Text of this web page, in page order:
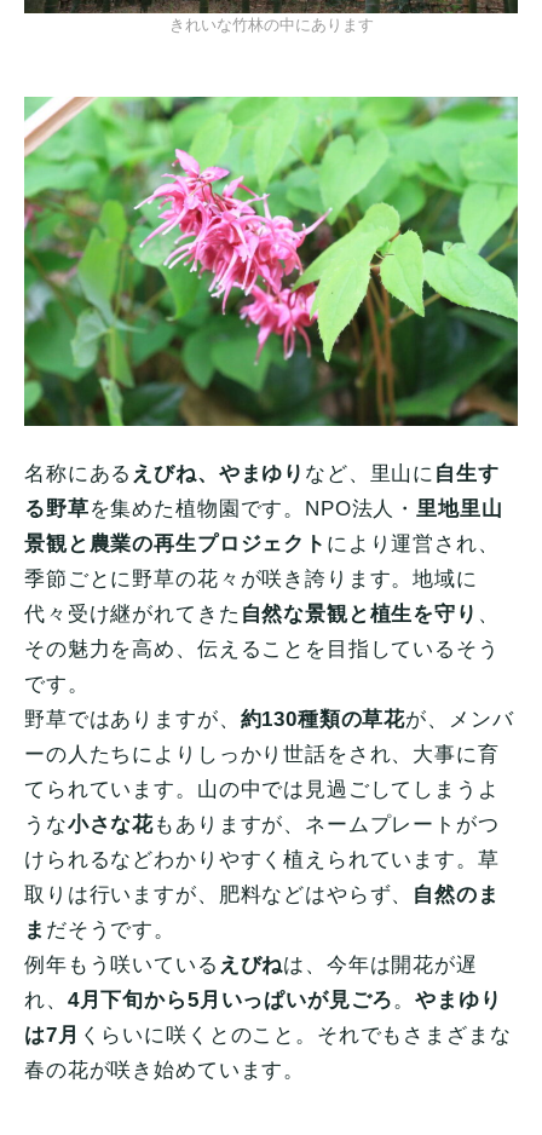
きれいな竹林の中にあります
名称にある えびね、やまゆり など、里山に 自生す
る野草を集めた植物園です。NPO法人・里地里山
景観と農業の再生プロジェクト により運営され、
季節ごとに野草の花々が咲き誇ります。地域に
代々受け継がれてきた 自然な景観と植生を守り 、
その魅力を高め、伝えることを目指しているそう
です。
野草ではありますが、 約130種類の草花が、メンバ
ーの人たちによりしっかり世話をされ、大事に育
てられています。山の中では見過ごしてしまうよ
うな小さな花もありますが、ネームプレートがつ
けられるなどわかりやすく植えられています。草
取りは行いますが、肥料などはやらず、 自然のま
ま だそうです。
例年もう咲いている えびねは、今年は開花が遅
れ、 4月下旬から5月いっぱいが見ごろ。やまゆり
は7月 くらいに咲くとのこと。それでもさまざまな
春の花が咲き始めています。